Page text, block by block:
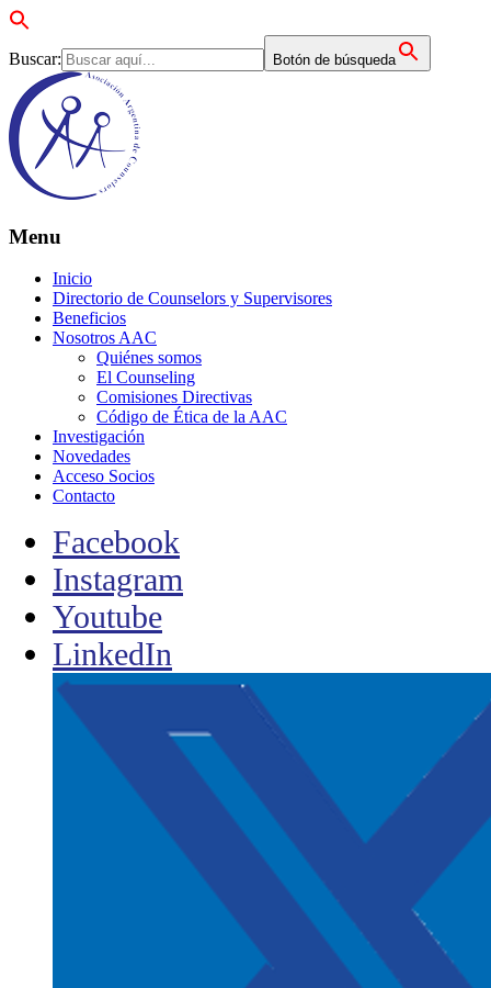
Buscar: Botón de búsqueda
Menu
Inicio
Directorio de Counselors y Supervisores
Beneficios
Nosotros AAC
Quiénes somos
El Counseling
Comisiones Directivas
Código de Ética de la AAC
Investigación
Novedades
Acceso Socios
Contacto
Facebook
Instagram
Youtube
LinkedIn